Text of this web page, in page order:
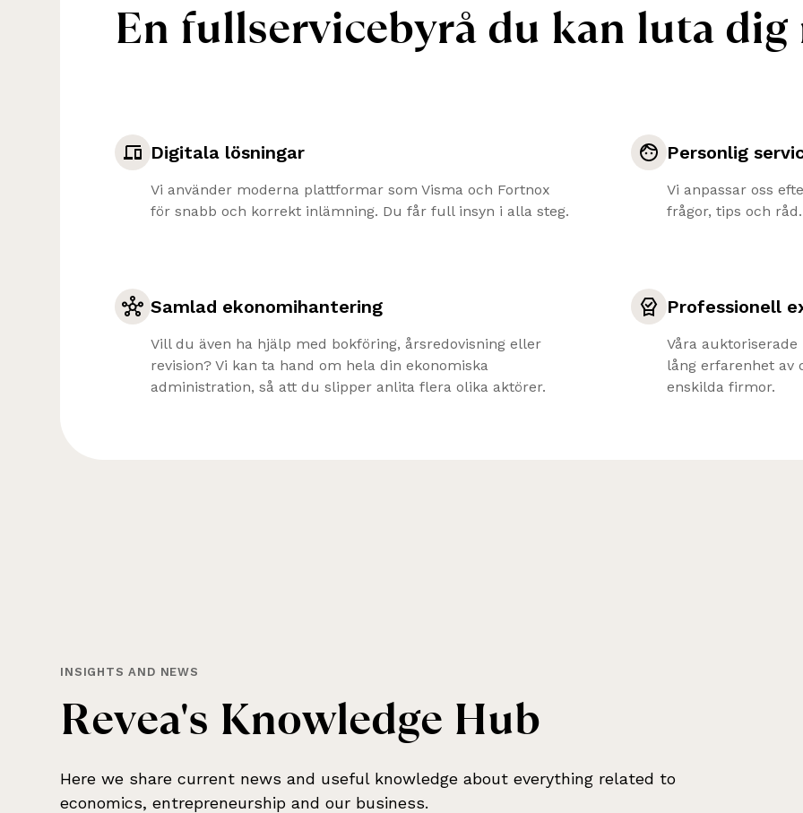
En fullservicebyrå du kan luta dig
Digitala lösningar
Vi använder moderna plattformar som Visma och Fortnox
för snabb och korrekt inlämning. Du får full insyn i alla steg.
Personlig
Vi anpassar oss
frågor, tips och råd.
Samlad ekonomihantering
Vill du även ha hjälp med bokföring, årsredovisning eller
revision? Vi kan ta hand om hela din ekonomiska
administration, så att du slipper anlita flera olika aktörer.
Professionell
Våra
lång erfarenhet av
enskilda firmor.
INSIGHTS AND NEWS
Revea's Knowledge Hub
Here we share current news and useful knowledge about everything related to
economics, entrepreneurship and our business.